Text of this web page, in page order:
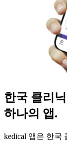
한국 클리
하나의 앱.
kedical 앱은 한국